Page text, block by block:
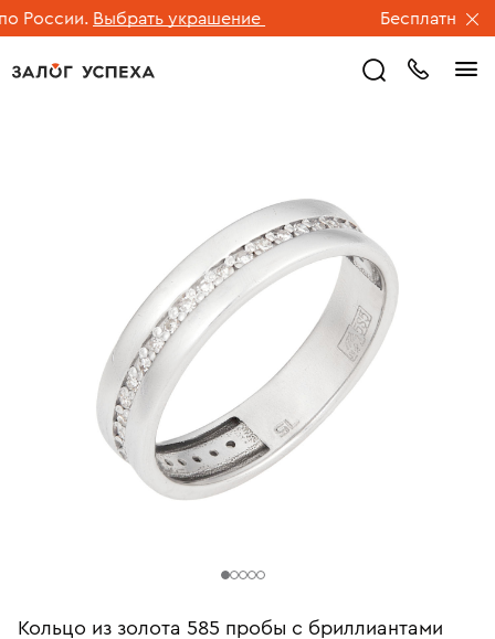
России. Выбрать украшение Бесплатная
Кольцо из золота 585 пробы с бриллиантами